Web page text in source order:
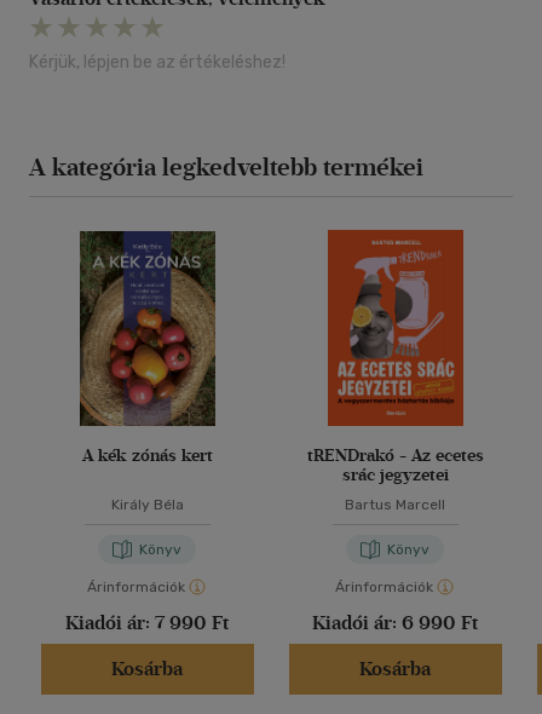
Kérjük, lépjen be az értékeléshez!
A kategória legkedveltebb termékei
A kék zónás kert
Király Béla
Könyv
Árinformációk
Kiadói ár: 7 990 Ft
Kosárba
tRENDrakó - Az ecetes
srác jegyzetei
Bartus Marcell
Könyv
Árinformációk
Kiadói ár: 6 990 Ft
Kosárba